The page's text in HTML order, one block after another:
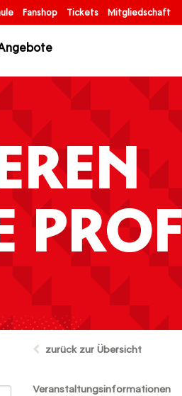
Fanshop Tickets Mitgliedschaft
zurück zur Übersicht
Veranstaltungsinformationen